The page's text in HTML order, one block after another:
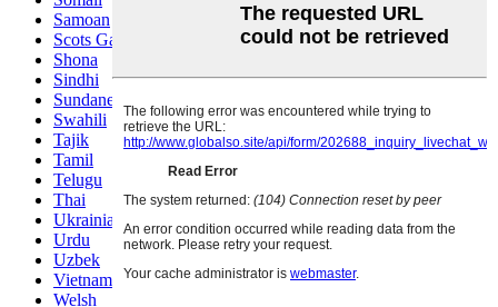
Samoan
Scots Gaelic
Shona
Sindhi
Sundanese
Swahili
Tajik
Tamil
Telugu
Thai
Ukrainian
Urdu
Uzbek
Vietnamese
Welsh